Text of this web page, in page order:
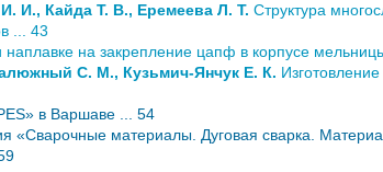
И., Кайда Т. В., Еремеева Л. Т. Структура
... 43
на закрепление цапф в корпусе
С. М., Кузьмич-Янчук Е. К.
в Варшаве ... 54
«Сварочные материалы. Дуговая сварка.